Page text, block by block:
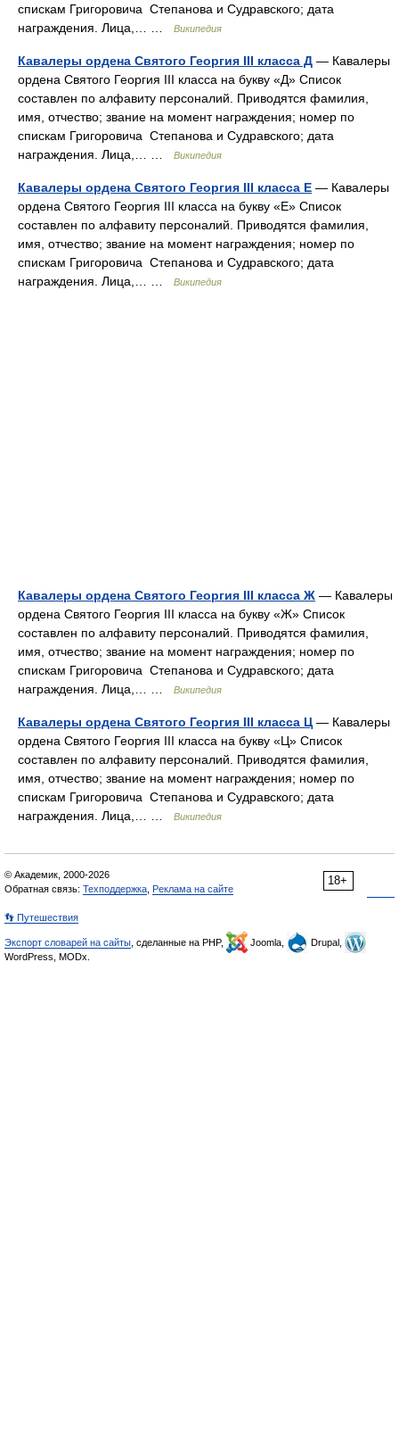
спискам Григоровича Степанова и Судравского; дата
награждения. Лица,… …
Википедия
Кавалеры ордена Святого Георгия III класса Д — Кавалеры
ордена Святого Георгия III класса на букву «Д» Список
составлен по алфавиту персоналий. Приводятся фамилия,
имя, отчество; звание на момент награждения; номер по
спискам Григоровича Степанова и Судравского; дата
награждения. Лица,… …
Википедия
Кавалеры ордена Святого Георгия III класса Е — Кавалеры
ордена Святого Георгия III класса на букву «Е» Список
составлен по алфавиту персоналий. Приводятся фамилия,
имя, отчество; звание на момент награждения; номер по
спискам Григоровича Степанова и Судравского; дата
награждения. Лица,… …
Википедия
Кавалеры ордена Святого Георгия III класса Ж — Кавалеры
ордена Святого Георгия III класса на букву «Ж» Список
составлен по алфавиту персоналий. Приводятся фамилия,
имя, отчество; звание на момент награждения; номер по
спискам Григоровича Степанова и Судравского; дата
награждения. Лица,… …
Википедия
Кавалеры ордена Святого Георгия III класса Ц — Кавалеры
ордена Святого Георгия III класса на букву «Ц» Список
составлен по алфавиту персоналий. Приводятся фамилия,
имя, отчество; звание на момент награждения; номер по
спискам Григоровича Степанова и Судравского; дата
награждения. Лица,… …
Википедия
18+
© Академик, 2000-2026
Обратная связь: Техподдержка Реклама на сайте
👣 Путешествия
Экспорт словарей на сайты , сделанные на PHP, Joomla,
Drupal,
WordPress, MODx.